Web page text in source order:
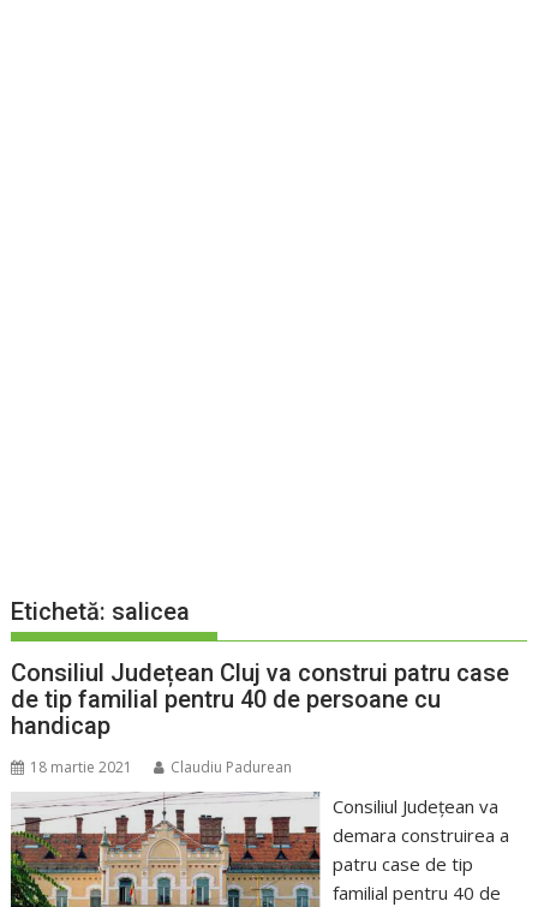
Etichetă: salicea
Consiliul Județean Cluj va construi patru case
de tip familial pentru 40 de persoane cu
handicap
18 martie 2021 Claudiu Padurean
Consiliul Județean va
demara construirea a
patru case de tip
familial pentru 40 de